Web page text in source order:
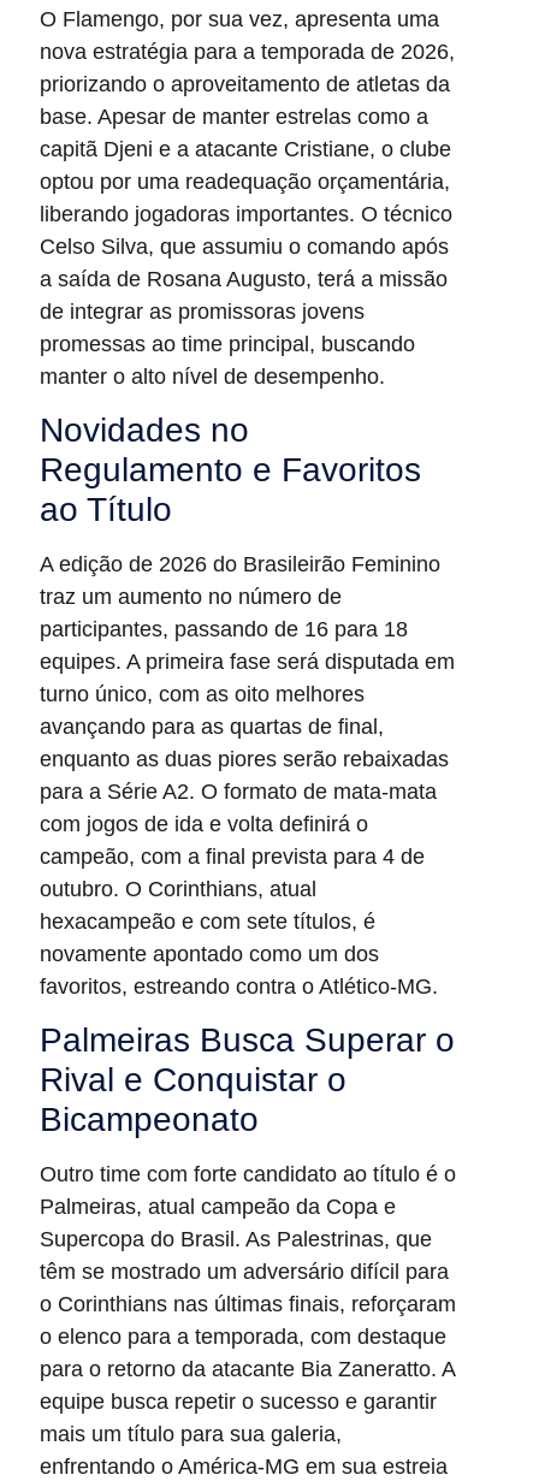
O Flamengo, por sua vez, apresenta uma
nova estratégia para a temporada de 2026,
priorizando o aproveitamento de atletas da
base. Apesar de manter estrelas como a
capitã Djeni e a atacante Cristiane, o clube
optou por uma readequação orçamentária,
liberando jogadoras importantes. O técnico
Celso Silva, que assumiu o comando após
a saída de Rosana Augusto, terá a missão
de integrar as promissoras jovens
promessas ao time principal, buscando
manter o alto nível de desempenho.
Novidades no
Regulamento e Favoritos
ao Título
A edição de 2026 do Brasileirão Feminino
traz um aumento no número de
participantes, passando de 16 para 18
equipes. A primeira fase será disputada em
turno único, com as oito melhores
avançando para as quartas de final,
enquanto as duas piores serão rebaixadas
para a Série A2. O formato de mata-mata
com jogos de ida e volta definirá o
campeão, com a final prevista para 4 de
outubro. O Corinthians, atual
hexacampeão e com sete títulos, é
novamente apontado como um dos
favoritos, estreando contra o Atlético-MG.
Palmeiras Busca Superar o
Rival e Conquistar o
Bicampeonato
Outro time com forte candidato ao título é o
Palmeiras, atual campeão da Copa e
Supercopa do Brasil. As Palestrinas, que
têm se mostrado um adversário difícil para
o Corinthians nas últimas finais, reforçaram
o elenco para a temporada, com destaque
para o retorno da atacante Bia Zaneratto. A
equipe busca repetir o sucesso e garantir
mais um título para sua galeria,
enfrentando o América-MG em sua estreia